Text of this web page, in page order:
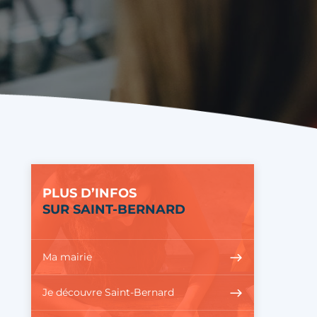
PLUS D’INFOS
SUR SAINT-BERNARD
Ma mairie
Je découvre Saint-Bernard